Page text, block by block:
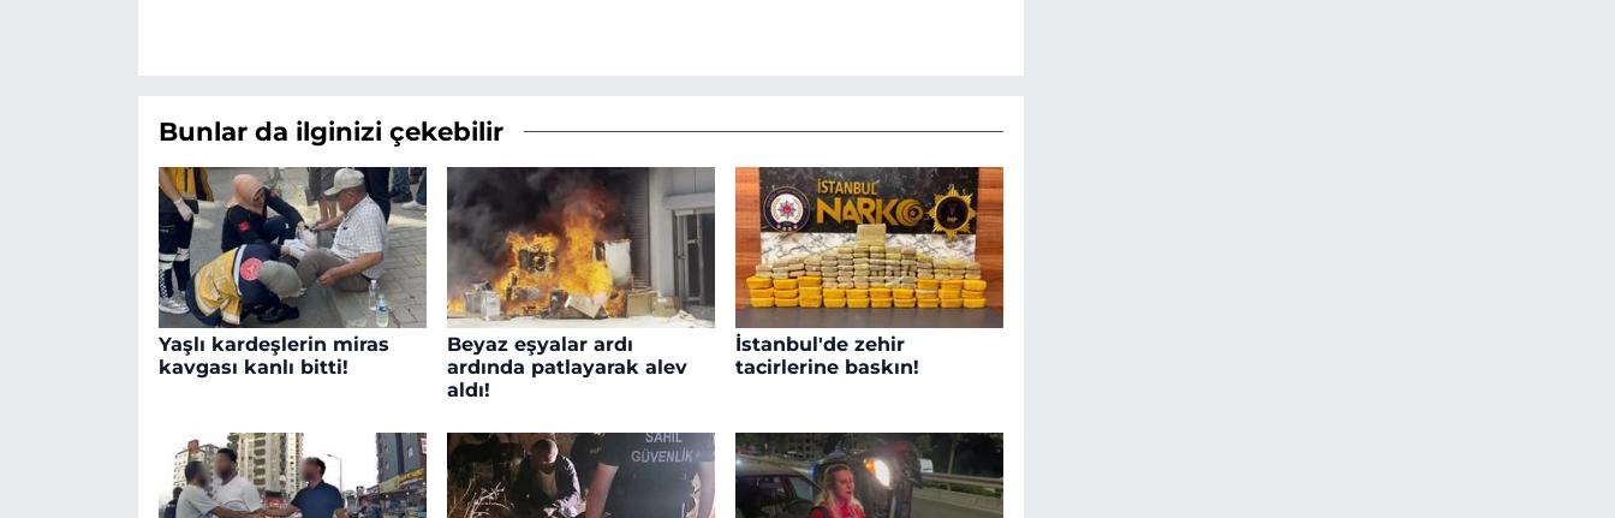
Bunlar da ilginizi çekebilir
Yaşlı kardeşlerin miras
kavgası kanlı bitti!
Beyaz eşyalar ardı
ardında patlayarak alev
aldı!
İstanbul'de zehir
tacirlerine baskın!